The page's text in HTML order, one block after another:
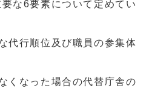
な6要素について定めてい
代行順位及び職員の参集体
くなった場合の代替庁舎の